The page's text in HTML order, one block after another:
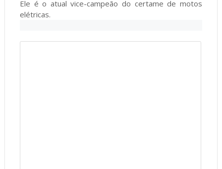
Ele é o atual vice-campeão do certame de motos
elétricas.